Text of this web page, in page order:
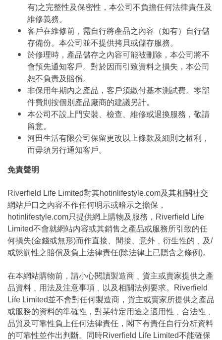
有)之完整性及保密性，本公司不負擔任何法律責任及
維修義務。
客戶在維修前，需自行將產品之內容（如有）自行儲
存備份。本公司並不提供拷貝或儲存服務。
於修理時，產品儲存之內容可能被刪除，本公司將不
會預先通知客戶。對於因而引致資料之損失，本公司
恕不負責及賠償。
非保用年期內之產品，客戶須繳付基本測試費。零部
件費則按個別產品廠商的建議另計。
本公司不設上門安裝、檢查、維修或退換服務，敬請
留意。
河田生活有限公司保留更改以上條款及細則之權利，
而毋須另行通知客戶。
免責聲明
Riverfield Life Limited對其hotinlifestyle.com及其相關社交
網站戶口之內容不作任何明示或暗示之擔保，
hotinlifestyle.com只提供網上購物及服務，Riverfield Life
Limited不會就網站內容或其銷售之產品或服務所引致的任
何損失(金錢或無形)而作直接、間接、意外﹑衍生性的﹑及/
或懲罰性之賠償及負上法律責任(除法律上已隱含之條例)。
在本網站購物前，請小心閱讀製造商﹑貨主或賣家提供之產
品資料﹑用法及注意事項﹑以及相關法例要求。Riverfield
Life Limited並不會對任何製造商，貨主或賣家所提供之產品
或服務的資料的準確性，對某特定用途之適用性﹑合法性﹑
品質及可靠性負上任何法律責任，閣下有責任自行分析資料
的可靠性並作出判斷。同時Riverfield Life Limited不能確保